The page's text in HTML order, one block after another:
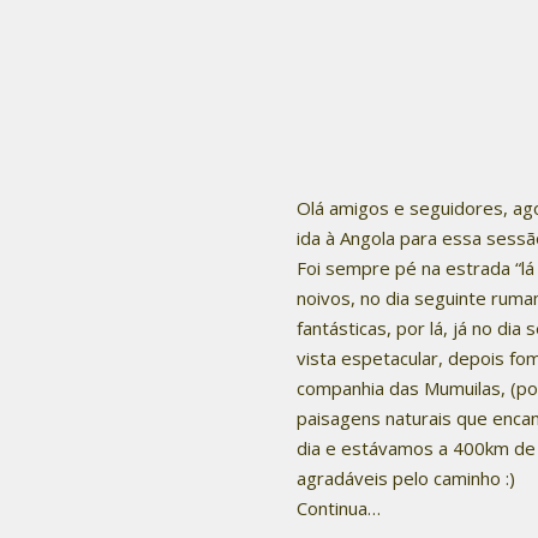
Olá amigos e seguidores,
ida à Angola para essa
Foi sempre pé na estrada
noivos, no dia seguinte
fantásticas, por lá, já no dia
vista espetacular, depois
companhia das Mumuilas,
paisagens naturais que
dia e estávamos a 400km
agradáveis pelo caminho :)
Continua…